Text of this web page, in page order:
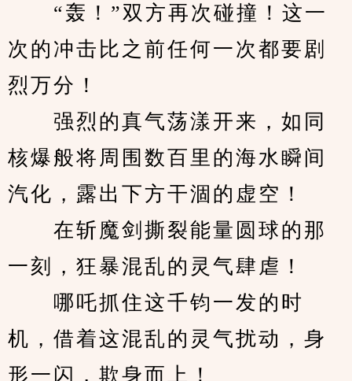
“轰！”双方再次碰撞！这一
次的冲击比之前任何一次都要剧
烈万分！
强烈的真气荡漾开来，如同
核爆般将周围数百里的海水瞬间
汽化，露出下方干涸的虚空！
在斩魔剑撕裂能量圆球的那
一刻，狂暴混乱的灵气肆虐！
哪吒抓住这千钧一发的时
机，借着这混乱的灵气扰动，身
形一闪，欺身而上！